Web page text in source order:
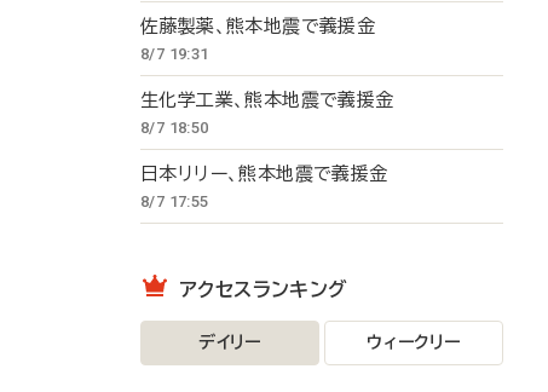
佐藤製薬、熊本地震で義援金
8/7 19:31
生化学工業、熊本地震で義援金
8/7 18:50
日本リリー、熊本地震で義援金
8/7 17:55
アクセスランキング
デイリー ウィークリー